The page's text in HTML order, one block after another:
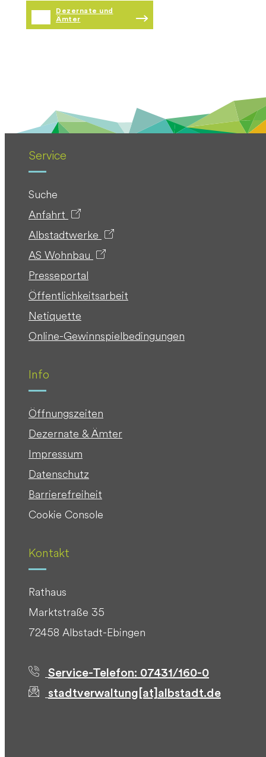
Dezernate und
Ämter
Service
Suche
Anfahrt
Albstadtwerke
AS Wohnbau
Presseportal
Öffentlichkeitsarbeit
Netiquette
Online-Gewinnspielbedingungen
Info
Öffnungszeiten
Dezernate & Ämter
Impressum
Datenschutz
Barrierefreiheit
Cookie Console
Kontakt
Rathaus
Marktstraße 35
72458 Albstadt-Ebingen
Service-Telefon: 07431/160-0
stadtverwaltung[at]albstadt.de